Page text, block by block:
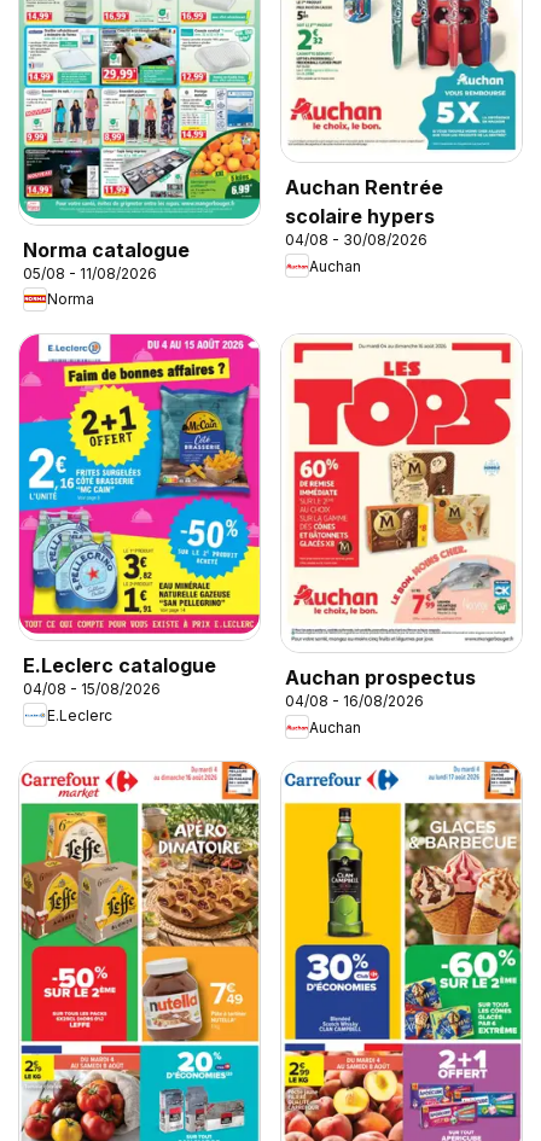
Norma catalogue
05/08 - 11/08/2026
Norma
Auchan Rentrée
scolaire hypers
04/08 - 30/08/2026
Auchan
E.Leclerc catalogue
04/08 - 15/08/2026
E.Leclerc
Auchan prospectus
04/08 - 16/08/2026
Auchan